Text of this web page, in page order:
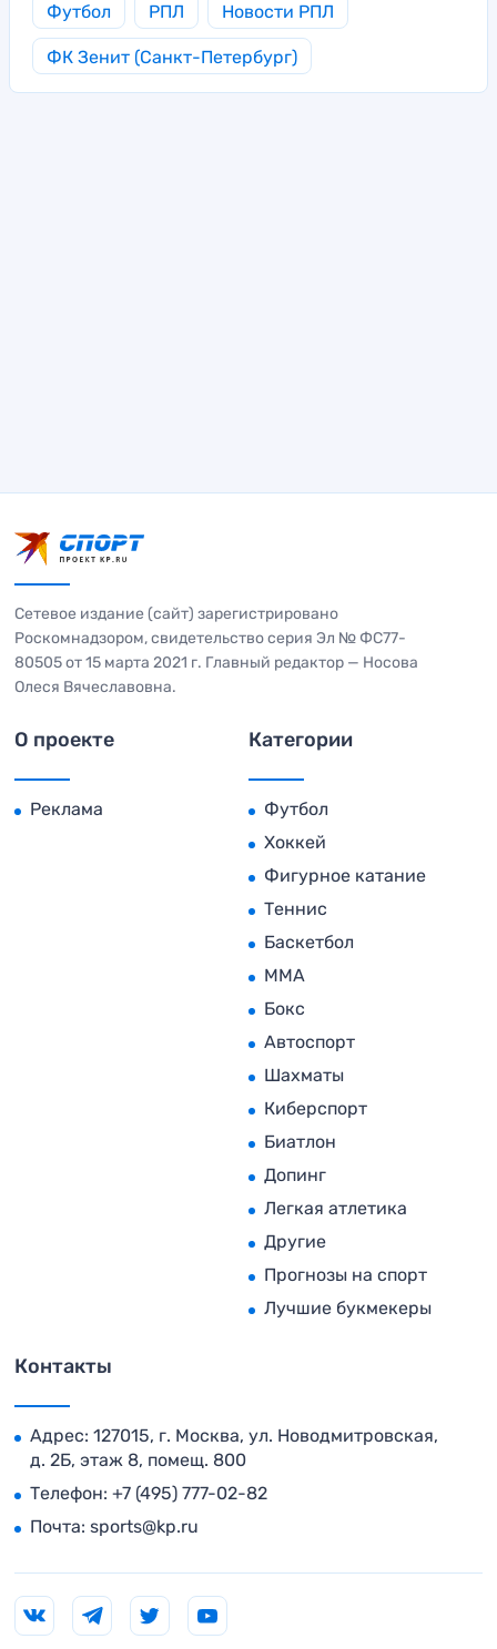
Футбол РПЛ Новости РПЛ
ФК Зенит (Санкт-Петербург)
Сетевое издание (сайт) зарегистрировано
Роскомнадзором, свидетельство серия Эл № ФС77-
80505 от 15 марта 2021 г. Главный редактор — Носова
Олеся Вячеславовна.
О проекте
Реклама
Категории
Футбол
Хоккей
Фигурное катание
Теннис
Баскетбол
MMA
Бокс
Автоспорт
Шахматы
Киберспорт
Биатлон
Допинг
Легкая атлетика
Другие
Прогнозы на спорт
Лучшие букмекеры
Контакты
Адрес: 127015, г. Москва, ул. Новодмитровская,
д. 2Б, этаж 8, помещ. 800
Телефон: +7 (495) 777-02-82
Почта: sports@kp.ru